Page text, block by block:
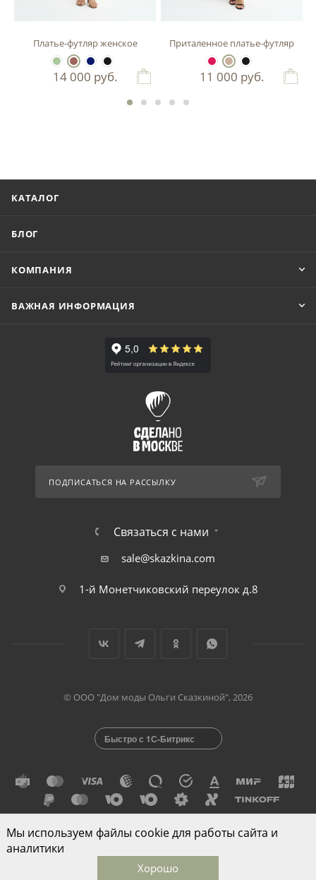
Платье-футляр женское
14 000 руб.
Приталенное платье-футляр
11 000 руб.
КАТАЛОГ
БЛОГ
КОМПАНИЯ
ВАЖНАЯ ИНФОРМАЦИЯ
ПОДПИСАТЬСЯ НА РАССЫЛКУ
Связаться с нами
sale@skazkina.com
1-й Монетчиковский переулок д.8
© ООО "Дом моды Ольги Сказкиной", 2026
Быстро с 1С-Битрикс
Разработано в
Корзина
Мы используем файлы cookie для работы сайта и
аналитики
Хорошо